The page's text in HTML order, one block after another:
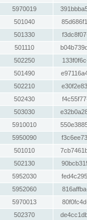
5970019
501040
501330
501110
502250
501490
502210
502430
503030
5910010
5950090
501010
502130
5952030
5952060
5970013
502370